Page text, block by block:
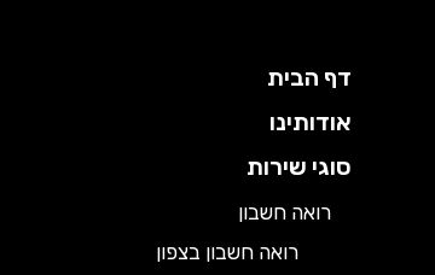
דף הבית
אודותינו
סוגי שירות
רואה חשבון
רואה חשבון בצפון